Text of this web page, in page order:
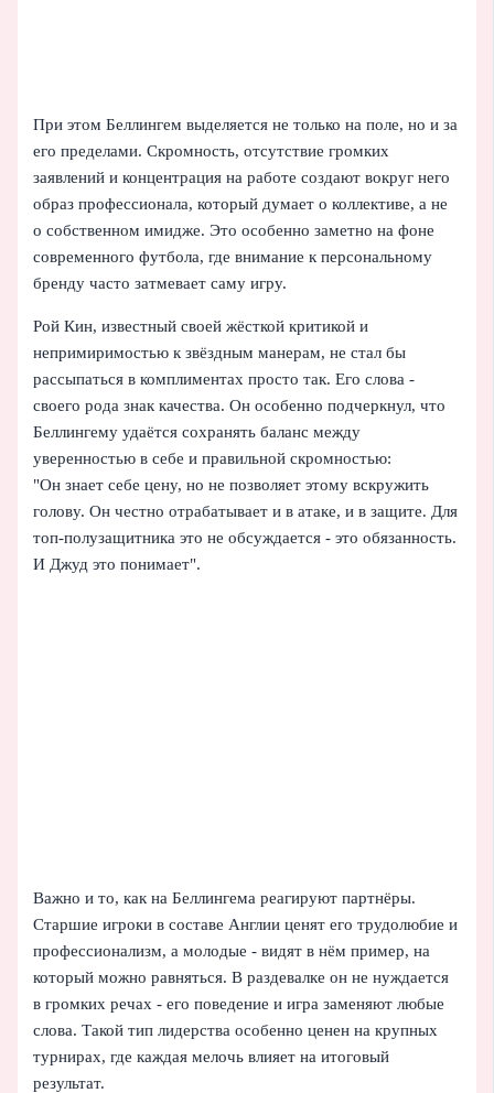
При этом Беллингем выделяется не только на поле, но и за
его пределами. Скромность, отсутствие громких
заявлений и концентрация на работе создают вокруг него
образ профессионала, который думает о коллективе, а не
о собственном имидже. Это особенно заметно на фоне
современного футбола, где внимание к персональному
бренду часто затмевает саму игру.
Рой Кин, известный своей жёсткой критикой и
непримиримостью к звёздным манерам, не стал бы
рассыпаться в комплиментах просто так. Его слова -
своего рода знак качества. Он особенно подчеркнул, что
Беллингему удаётся сохранять баланс между
уверенностью в себе и правильной скромностью:
"Он знает себе цену, но не позволяет этому вскружить
голову. Он честно отрабатывает и в атаке, и в защите. Для
топ-полузащитника это не обсуждается - это обязанность.
И Джуд это понимает".
Важно и то, как на Беллингема реагируют партнёры.
Старшие игроки в составе Англии ценят его трудолюбие и
профессионализм, а молодые - видят в нём пример, на
который можно равняться. В раздевалке он не нуждается
в громких речах - его поведение и игра заменяют любые
слова. Такой тип лидерства особенно ценен на крупных
турнирах, где каждая мелочь влияет на итоговый
результат.